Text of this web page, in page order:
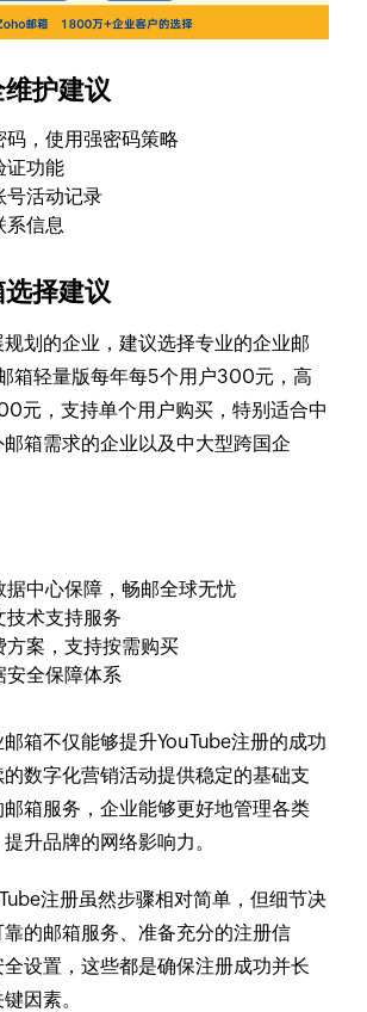
护建议
码，使用强密码策略
证功能
号活动记录
系信息
择建议
划的企业，建议选择专业的企业邮
箱轻量版每年每5个用户300元，高
元，支持单个用户购买，特别适合中
箱需求的企业以及中大型跨国企
据中心保障，畅邮全球无忧
技术支持服务
方案，支持按需购买
安全保障体系
箱不仅能够提升YouTube注册的成功
数字化营销活动提供稳定的基础支
箱服务，企业能够更好地管理各类
升品牌的网络影响力。
注册虽然步骤相对简单，但细节决
的邮箱服务、准备充分的注册信
设置，这些都是确保注册成功并长
因素。